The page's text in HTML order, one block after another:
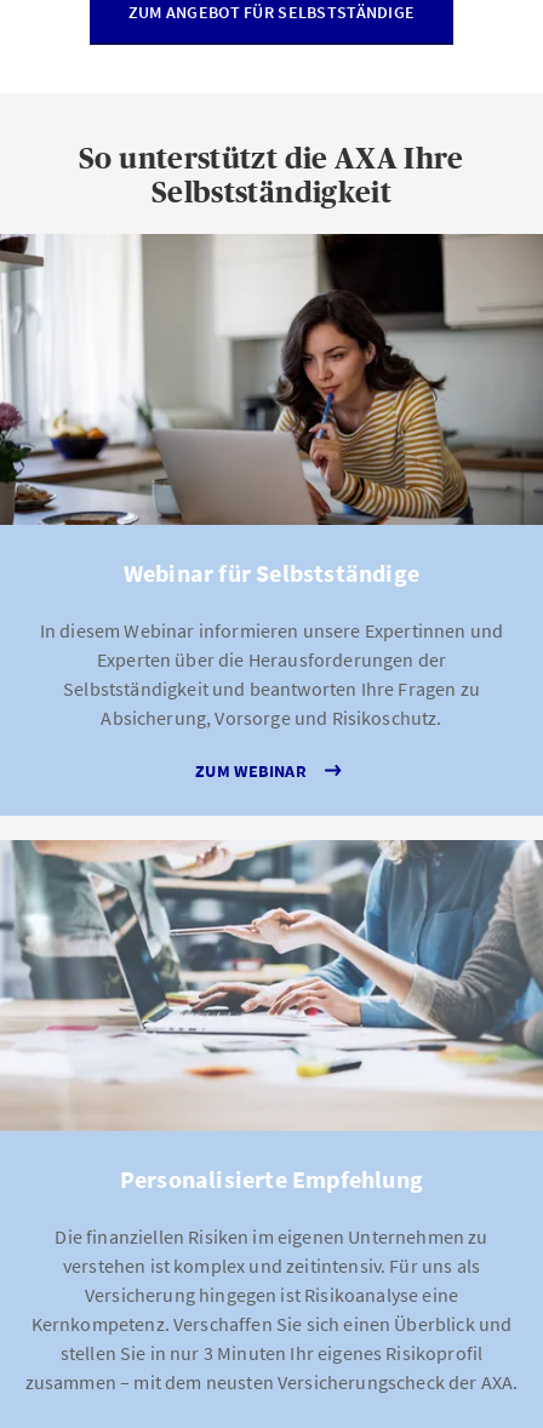
ZUM ANGEBOT FÜR SELBSTSTÄNDIGE
So unterstützt die AXA Ihre
Selbstständigkeit
Webinar für Selbstständige
In diesem Webinar informieren unsere Expertinnen und
Experten über die Herausforderungen der
Selbstständigkeit und beantworten Ihre Fragen zu
Absicherung, Vorsorge und Risikoschutz.
ZUM WEBINAR
Personalisierte Empfehlung
Die finanziellen Risiken im eigenen Unternehmen zu
verstehen ist komplex und zeitintensiv. Für uns als
Versicherung hingegen ist Risikoanalyse eine
Kernkompetenz. Verschaffen Sie sich einen Überblick und
stellen Sie in nur 3 Minuten Ihr eigenes Risikoprofil
zusammen – mit dem neusten Versicherungscheck der AXA.